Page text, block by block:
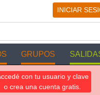
INICIAR
GRUPOS
con tu usuario y clave
o crea una cuenta gratis.